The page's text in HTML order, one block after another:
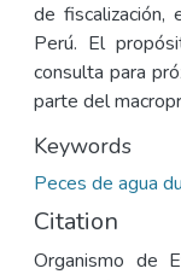
de
Perú. El
consulta para
parte del
Keywords
Peces de agua
Citation
Organismo de